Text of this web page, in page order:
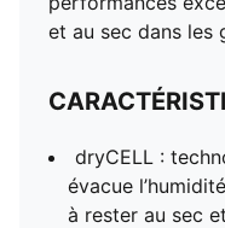
et au sec dans les
dryCELL :
évacue
à rester au sec